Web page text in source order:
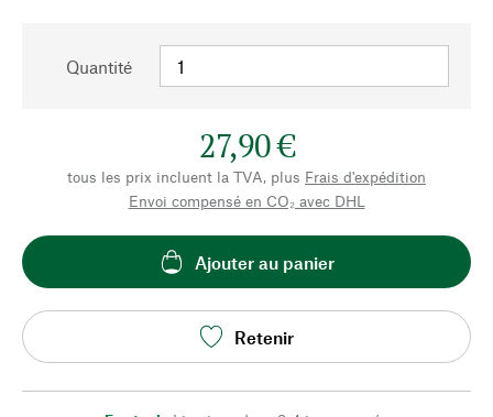
Quantité
27,90 €
tous les prix incluent la TVA, plus Frais d'expédition
Envoi compensé en CO₂ avec DHL
Ajouter au panier
Retenir